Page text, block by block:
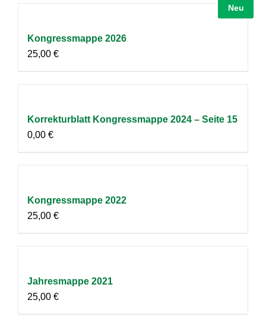
Neu
Kongressmappe 2026
25,00 €
Korrekturblatt Kongressmappe 2024 – Seite 15
0,00 €
Kongressmappe 2022
25,00 €
Jahresmappe 2021
25,00 €